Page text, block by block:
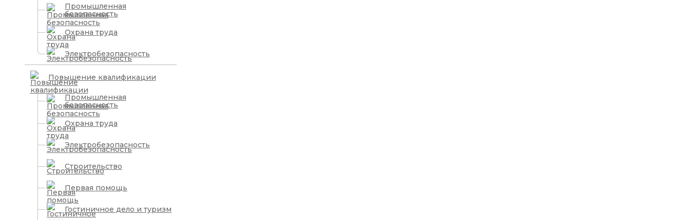
Промышленная
безопасность
Охрана труда
Электробезопасность
Повышение квалификации
Промышленная
безопасность
Охрана труда
Электробезопасность
Строительство
Первая помощь
Гостиничное дело и туризм